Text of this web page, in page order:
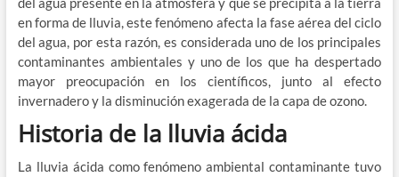
en forma de lluvia, este fenómeno afecta la fase aérea del ciclo
del agua, por esta razón, es considerada uno de los principales
contaminantes ambientales y uno de los que ha despertado
mayor preocupación en los científicos, junto al efecto
invernadero y la disminución exagerada de la capa de ozono.
Historia de la lluvia ácida
La lluvia ácida como fenómeno ambiental contaminante tuvo